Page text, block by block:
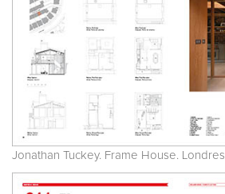
Jonathan Tuckey. Frame House. Londres